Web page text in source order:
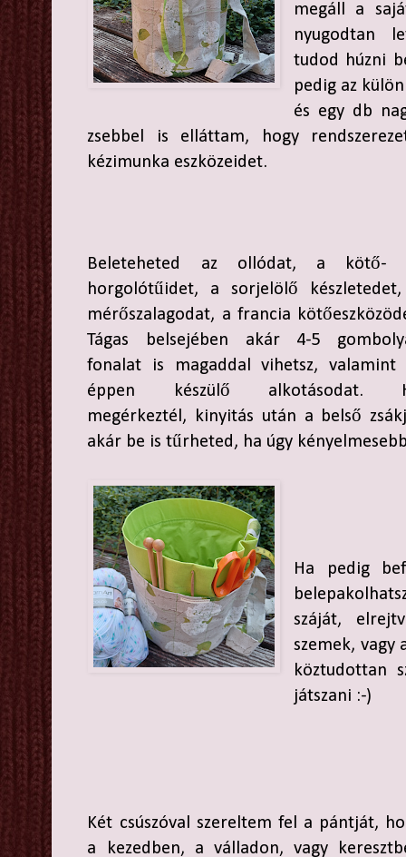
megáll a
nyugodtan
tudod húzni
pedig az
és egy db
zsebbel is elláttam, hogy
kézimunka eszközeidet.
Beleteheted az ollódat, a kötő-
horgolótűidet, a sorjelölő
mérőszalagodat, a francia
Tágas belsejében akár 4-5
fonalat is magaddal vihetsz, valamint
éppen készülő alkotásodat.
megérkeztél, kinyitás után a belső
akár be is tűrheted, ha úgy
Ha pedig
száját,
szemek, vagy
köztudottan
játszani :-)
Két csúszóval szereltem fel a pántját,
a kezedben, a válladon, vagy